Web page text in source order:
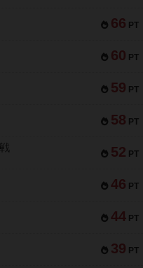
66 PT
60 PT
59 PT
58 PT
52 PT
46 PT
44 PT
39 PT